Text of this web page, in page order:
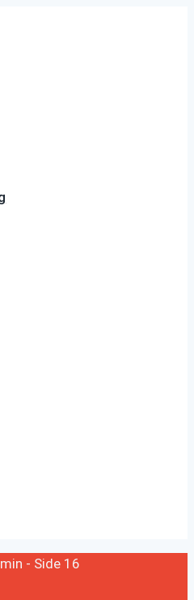
- Side 16